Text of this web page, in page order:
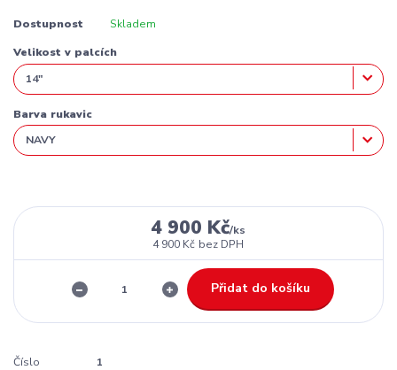
Dostupnost Skladem
Velikost v palcích
Barva rukavic
4 900 Kč/ks
4 900 Kč bez DPH
Přidat do košíku
Číslo
1